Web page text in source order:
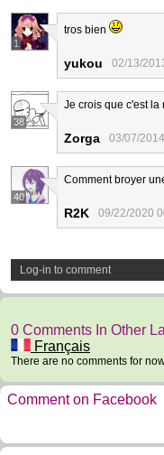
1
tros bien
yukou 02/13/
38
Je crois que c'est
Zorga 03/07/
40
Comment broyer
R2K 09/22/2020
Log-in to comment
0 Comments In Other
Français
There are no comments for
Comment on Facebook